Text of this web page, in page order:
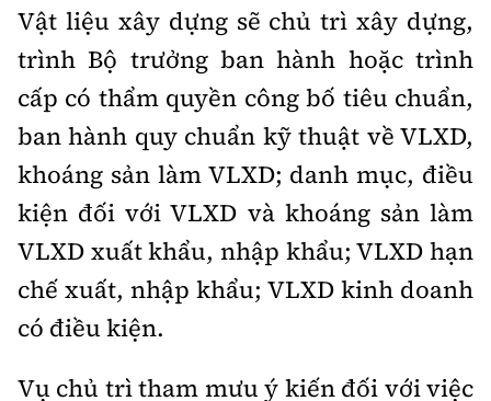
Vật liệu xây dựng sẽ chủ trì xây dựng,
trình Bộ trưởng ban hành hoặc trình
cấp có thẩm quyền công bố tiêu chuẩn,
ban hành quy chuẩn kỹ thuật về VLXD,
khoáng sản làm VLXD; danh mục, điều
kiện đối với VLXD và khoáng sản làm
VLXD xuất khẩu, nhập khẩu; VLXD hạn
chế xuất, nhập khẩu; VLXD kinh doanh
có điều kiện.
Vụ chủ trì tham mưu ý kiến đối với việc